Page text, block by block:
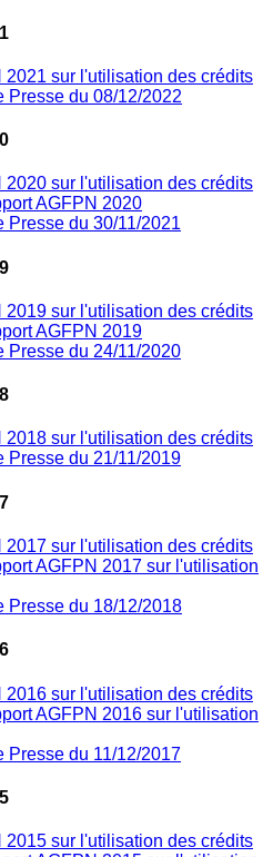
2021 sur l'utilisation des crédits
Presse du 08/12/2022
2020 sur l'utilisation des crédits
AGFPN 2020
Presse du 30/11/2021
2019 sur l'utilisation des crédits
AGFPN 2019
Presse du 24/11/2020
2018 sur l'utilisation des crédits
Presse du 21/11/2019
2017 sur l'utilisation des crédits
AGFPN 2017 sur l'utilisation
Presse du 18/12/2018
2016 sur l'utilisation des crédits
AGFPN 2016 sur l'utilisation
Presse du 11/12/2017
2015 sur l'utilisation des crédits